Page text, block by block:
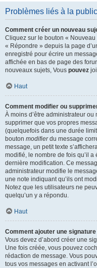
Problèmes liés à la
Comment créer un nouveau
Cliquez sur le bouton «
« Répondre » depuis la page
enregistré pour écrire un
affichée en bas de page des
nouveaux sujets, Vous pouvez
Haut
Comment modifier ou
À moins d’être administrateur
supprimer que vos propres
(quelquefois dans une durée
bouton modifierdu message
message, un petit texte
modifié, le nombre de fois qu’il
dernière modification. Ce
administrateur modifie le
une note indiquant qu’ils ont
Notez que les utilisateurs ne
quelqu’un y a répondu.
Haut
Comment ajouter une
Vous devez d’abord créer une
Une fois créée, vous pouvez
rédaction de message. Vous
tous vos messages en activant